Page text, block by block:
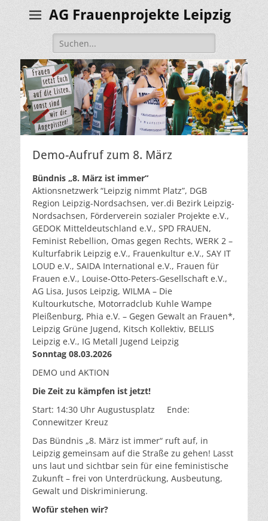
AG Frauenprojekte Leipzig
Suche
nach:
Demo-Aufruf zum 8. März
Bündnis „8. März ist immer“
Aktionsnetzwerk “Leipzig nimmt Platz”, DGB
Region Leipzig-Nordsachsen, ver.di Bezirk Leipzig-
Nordsachsen, Förderverein sozialer Projekte e.V.,
GEDOK Mitteldeutschland e.V., SPD FRAUEN,
Feminist Rebellion, Omas gegen Rechts, WERK 2 –
Kulturfabrik Leipzig e.V., Frauenkultur e.V., SAY IT
LOUD e.V., SAIDA International e.V., Frauen für
Frauen e.V., Louise-Otto-Peters-Gesellschaft e.V.,
AG Lisa, Jusos Leipzig, WILMA – Die
Kultourkutsche, Motorradclub Kuhle Wampe
Pleißenburg, Phia e.V. – Gegen Gewalt an Frauen*,
Leipzig Grüne Jugend, Kitsch Kollektiv, BELLIS
Leipzig e.V., IG Metall Jugend Leipzig
Sonntag 08.03.2026
DEMO und AKTION
Die Zeit zu kämpfen ist jetzt!
Start: 14:30 Uhr Augustusplatz Ende:
Connewitzer Kreuz
Das Bündnis „8. März ist immer“ ruft auf, in
Leipzig gemeinsam auf die Straße zu gehen! Lasst
uns laut und sichtbar sein für eine feministische
Zukunft – frei von Unterdrückung, Ausbeutung,
Gewalt und Diskriminierung.
Wofür stehen wir?